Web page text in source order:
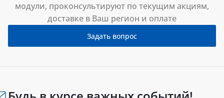
модули, проконсультируют по текущим акциям,
доставке в Ваш регион и оплате
Задать вопрос